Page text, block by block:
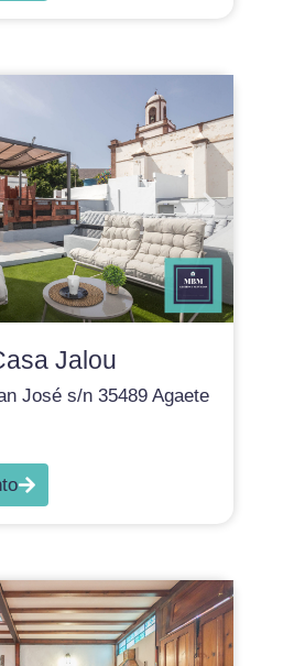
Jalou
José s/n 35489 Agaete